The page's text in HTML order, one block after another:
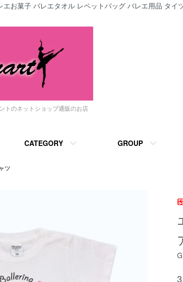
お菓子 バレエタオル レペットバッグ バレエ用品 タ
トのネットショップ通販のお店
CATEGORY GROUP
ツ